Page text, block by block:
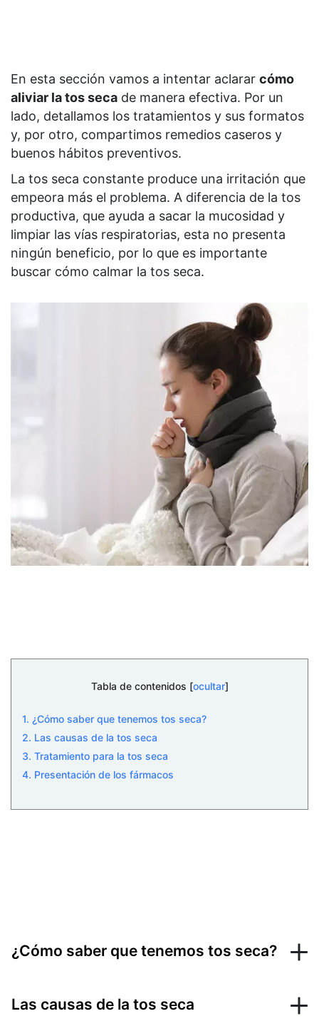
En esta sección vamos a intentar aclarar cómo
aliviar la tos seca de manera efectiva. Por un
lado, detallamos los tratamientos y sus formatos
y, por otro, compartimos remedios caseros y
buenos hábitos preventivos.
La tos seca constante produce una irritación que
empeora más el problema. A diferencia de la tos
productiva, que ayuda a sacar la mucosidad y
limpiar las vías respiratorias, esta no presenta
ningún beneficio, por lo que es importante
buscar cómo calmar la tos seca.
Tabla de contenidos [ocultar]
1. ¿Cómo saber que tenemos tos seca?
2. Las causas de la tos seca
3. Tratamiento para la tos seca
4. Presentación de los fármacos
¿Cómo saber que tenemos tos seca?
Las causas de la tos seca